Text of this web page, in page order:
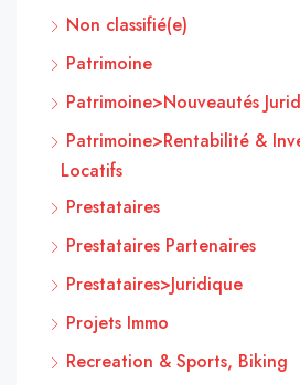
Non classifié(e)
Patrimoine
Patrimoine>Nouveautés
Patrimoine>Rentabilité &
Locatifs
Prestataires
Prestataires Partenaires
Prestataires>Juridique
Projets Immo
Recreation & Sports, Biking